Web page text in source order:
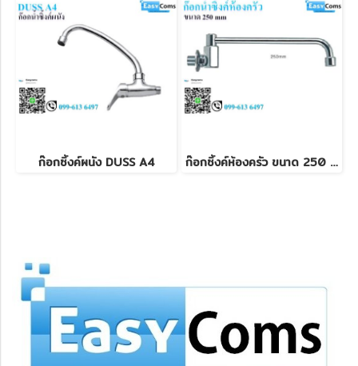
ก๊อกซิ้งค์ผนัง DUSS A4 ก๊อกซิ้งค์ห้องครัว ขนาด 250 mm